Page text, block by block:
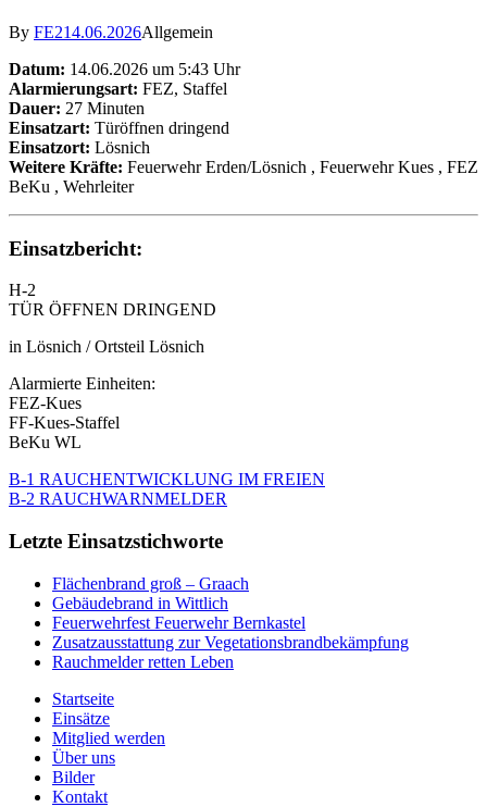
By FE214.06.2026Allgemein
Datum: 14.06.2026 um 5:43 Uhr
Alarmierungsart: FEZ, Staffel
Dauer: 27 Minuten
Einsatzart: Türöffnen dringend
Einsatzort: Lösnich
Weitere Kräfte: Feuerwehr Erden/Lösnich , Feuerwehr Kues , FEZ
BeKu , Wehrleiter
Einsatzbericht:
H-2
TÜR ÖFFNEN DRINGEND
in Lösnich / Ortsteil Lösnich
Alarmierte Einheiten:
FEZ-Kues
FF-Kues-Staffel
BeKu WL
B-1 RAUCHENTWICKLUNG IM FREIEN
B-2 RAUCHWARNMELDER
Letzte Einsatzstichworte
Flächenbrand groß – Graach
Gebäudebrand in Wittlich
Feuerwehrfest Feuerwehr Bernkastel
Zusatzausstattung zur Vegetationsbrandbekämpfung
Rauchmelder retten Leben
Startseite
Einsätze
Mitglied werden
Über uns
Bilder
Kontakt